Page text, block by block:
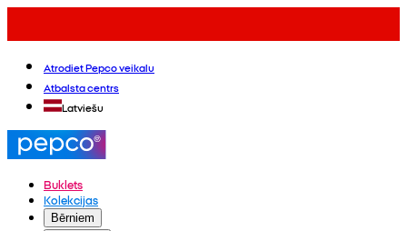
Atrodiet Pepco veikalu
Atbalsta centrs
Latviešu
Buklets
Kolekcijas
Bērniem